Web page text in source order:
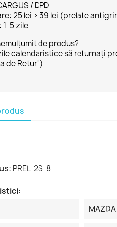
/ DPD
25 lei > 39 lei (prelate
1-5 zile
de produs?
calendaristice să returnați
de Retur")
PREL-2S-8
MAZDA